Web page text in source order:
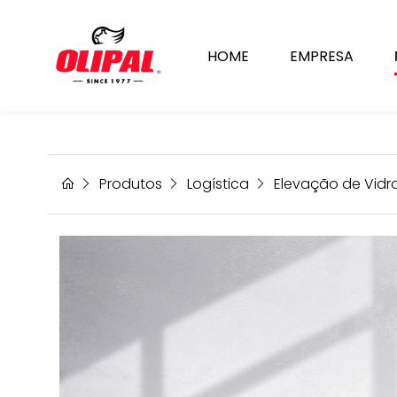
HOME EMPRESA
Produtos Logística Elevação de